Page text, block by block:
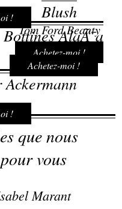
! Blush
Tom Ford Beauty
Achetez-moi !
Bottines AlaÃ¯a
Achetez-moi !
!
que nous
vous
Marant